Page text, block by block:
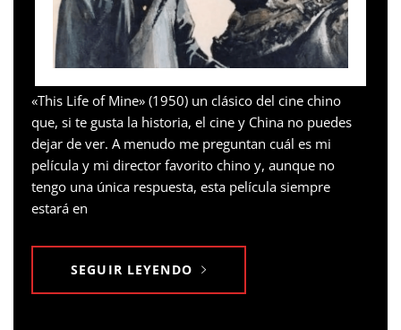
«This Life of Mine» (1950) un clásico del cine chino
que, si te gusta la historia, el cine y China no puedes
dejar de ver. A menudo me preguntan cuál es mi
película y mi director favorito chino y, aunque no
tengo una única respuesta, esta película siempre
estará en
SEGUIR LEYENDO